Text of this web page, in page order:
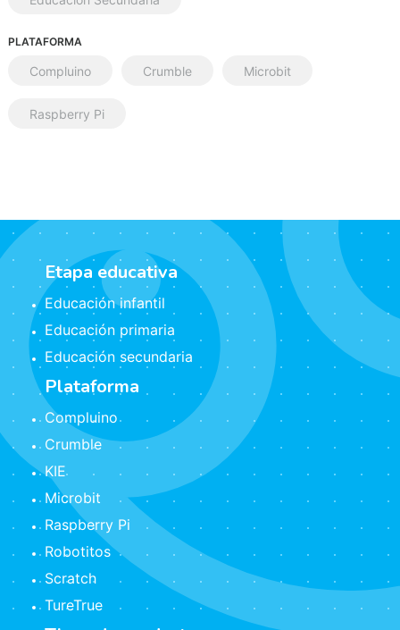
PLATAFORMA
Compluino Crumble Microbit
Raspberry Pi
Etapa educativa
Educación infantil
Educación primaria
Educación secundaria
Plataforma
Compluino
Crumble
KIE
Microbit
Raspberry Pi
Robotitos
Scratch
TureTrue